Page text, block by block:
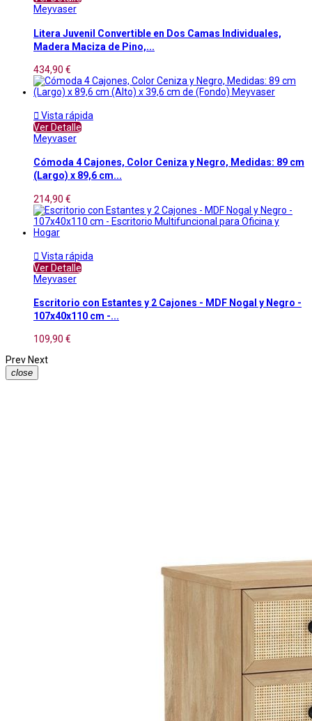
Meyvaser
Litera Juvenil Convertible en Dos Camas Individuales,
Madera Maciza de Pino,...
434,90 €
 Vista rápida
Ver Detalle
Meyvaser
Cómoda 4 Cajones, Color Ceniza y Negro, Medidas: 89 cm
(Largo) x 89,6 cm...
214,90 €
 Vista rápida
Ver Detalle
Meyvaser
Escritorio con Estantes y 2 Cajones - MDF Nogal y Negro -
107x40x110 cm -...
109,90 €
Prev Next
close